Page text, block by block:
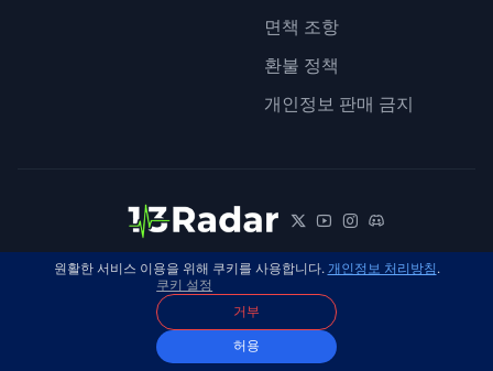
면책 조항
환불 정책
개인정보 판매 금지
© 2026 13Radar. 모든 권리 보유. 한국어
원활한 서비스 이용을 위해 쿠키를 사용합니다. 개인정보 처리방침 .
쿠키 설정
거부
허용